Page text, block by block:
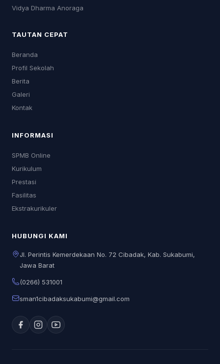
Vidya Dharma Anoraga
TAUTAN CEPAT
Beranda
Profil Sekolah
Berita
Galeri
Kontak
INFORMASI
SPMB Online
Kurikulum
Prestasi
Fasilitas
Ekstrakurikuler
HUBUNGI KAMI
Jl. Perintis Kemerdekaan No. 72 Cibadak, Kab. Sukabumi,
Jawa Barat
(0266) 531001
sman1cibadaksukabumi@gmail.com